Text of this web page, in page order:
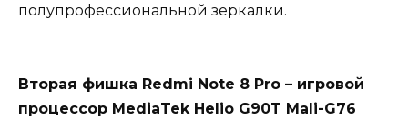
полупрофессиональной зеркалки.
Вторая фишка Redmi Note 8 Pro – игровой
процессор MediaTek Helio G90T Mali-G76